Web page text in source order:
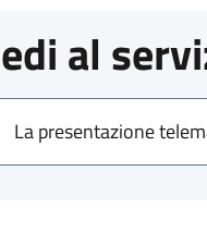
al
La presentazione